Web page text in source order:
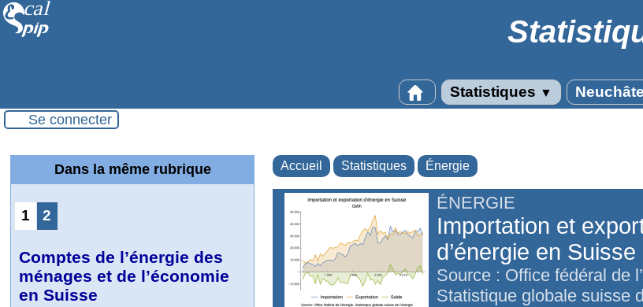
Statistiques ▼ Neuchâtel
Se connecter
Accueil Statistiques Énergie
ÉNERGIE
Importation et
d’énergie en Suisse
Source : Office fédéral de
Statistique globale suisse
Dans la même rubrique
1 2
Comptes de l’énergie des
ménages et de l’économie
en Suisse